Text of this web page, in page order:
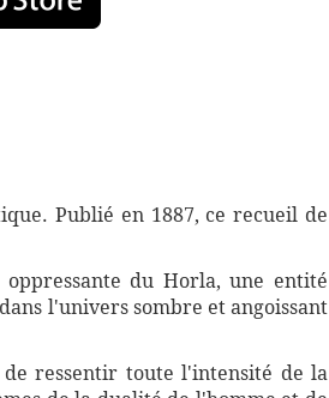
Publié en 1887, ce recueil de
du Horla, une entité
l'univers sombre et angoissant
ressentir toute l'intensité de la